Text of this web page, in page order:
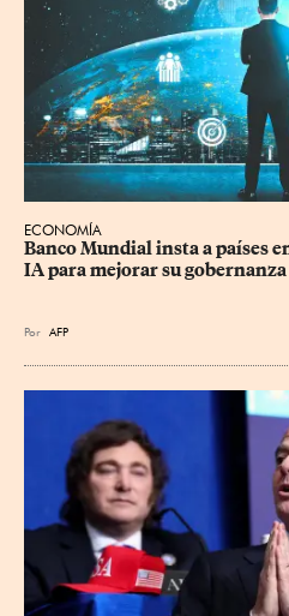
ECONOMÍA
Banco Mundial insta a países
IA para mejorar su gobernanza
Por AFP